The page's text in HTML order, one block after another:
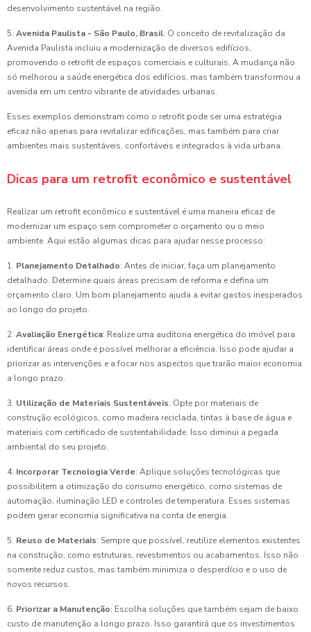
desenvolvimento sustentável na região.
5. Avenida Paulista - São Paulo, Brasil: O conceito de revitalização da
Avenida Paulista incluiu a modernização de diversos edifícios,
promovendo o retrofit de espaços comerciais e culturais. A mudança não
só melhorou a saúde energética dos edifícios, mas também transformou a
avenida em um centro vibrante de atividades urbanas.
Esses exemplos demonstram como o retrofit pode ser uma estratégia
eficaz não apenas para revitalizar edificações, mas também para criar
ambientes mais sustentáveis, confortáveis e integrados à vida urbana.
Dicas para um retrofit econômico e sustentável
Realizar um retrofit econômico e sustentável é uma maneira eficaz de
modernizar um espaço sem comprometer o orçamento ou o meio
ambiente. Aqui estão algumas dicas para ajudar nesse processo:
1. Planejamento Detalhado: Antes de iniciar, faça um planejamento
detalhado. Determine quais áreas precisam de reforma e defina um
orçamento claro. Um bom planejamento ajuda a evitar gastos inesperados
ao longo do projeto.
2. Avaliação Energética: Realize uma auditoria energética do imóvel para
identificar áreas onde é possível melhorar a eficiência. Isso pode ajudar a
priorizar as intervenções e a focar nos aspectos que trarão maior economia
a longo prazo.
3. Utilização de Materiais Sustentáveis: Opte por materiais de
construção ecológicos, como madeira reciclada, tintas à base de água e
materiais com certificado de sustentabilidade. Isso diminui a pegada
ambiental do seu projeto.
4. Incorporar Tecnologia Verde: Aplique soluções tecnológicas que
possibilitem a otimização do consumo energético, como sistemas de
automação, iluminação LED e controles de temperatura. Esses sistemas
podem gerar economia significativa na conta de energia.
5. Reuso de Materiais: Sempre que possível, reutilize elementos existentes
na construção, como estruturas, revestimentos ou acabamentos. Isso não
somente reduz custos, mas também minimiza o desperdício e o uso de
novos recursos.
6. Priorizar a Manutenção: Escolha soluções que também sejam de baixo
custo de manutenção a longo prazo. Isso garantirá que os investimentos